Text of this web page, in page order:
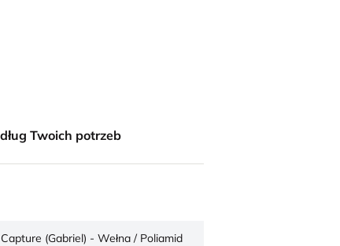
Twoich potrzeb
Capture (Gabriel) - Wełna / Poliamid